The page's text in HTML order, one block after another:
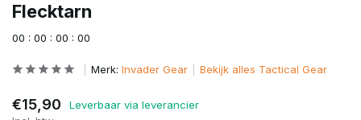
Flecktarn
00 : 00 : 00 : 00
Merk: Invader Gear Bekijk alles Tactical Gear
€15,90
Leverbaar via leverancier